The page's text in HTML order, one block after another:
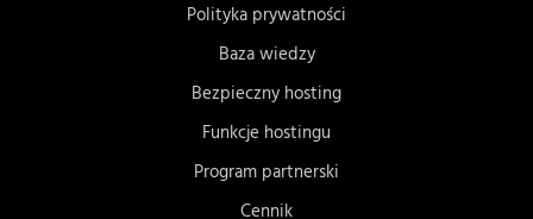
Polityka prywatności
Baza wiedzy
Bezpieczny hosting
Funkcje hostingu
Program partnerski
Cennik